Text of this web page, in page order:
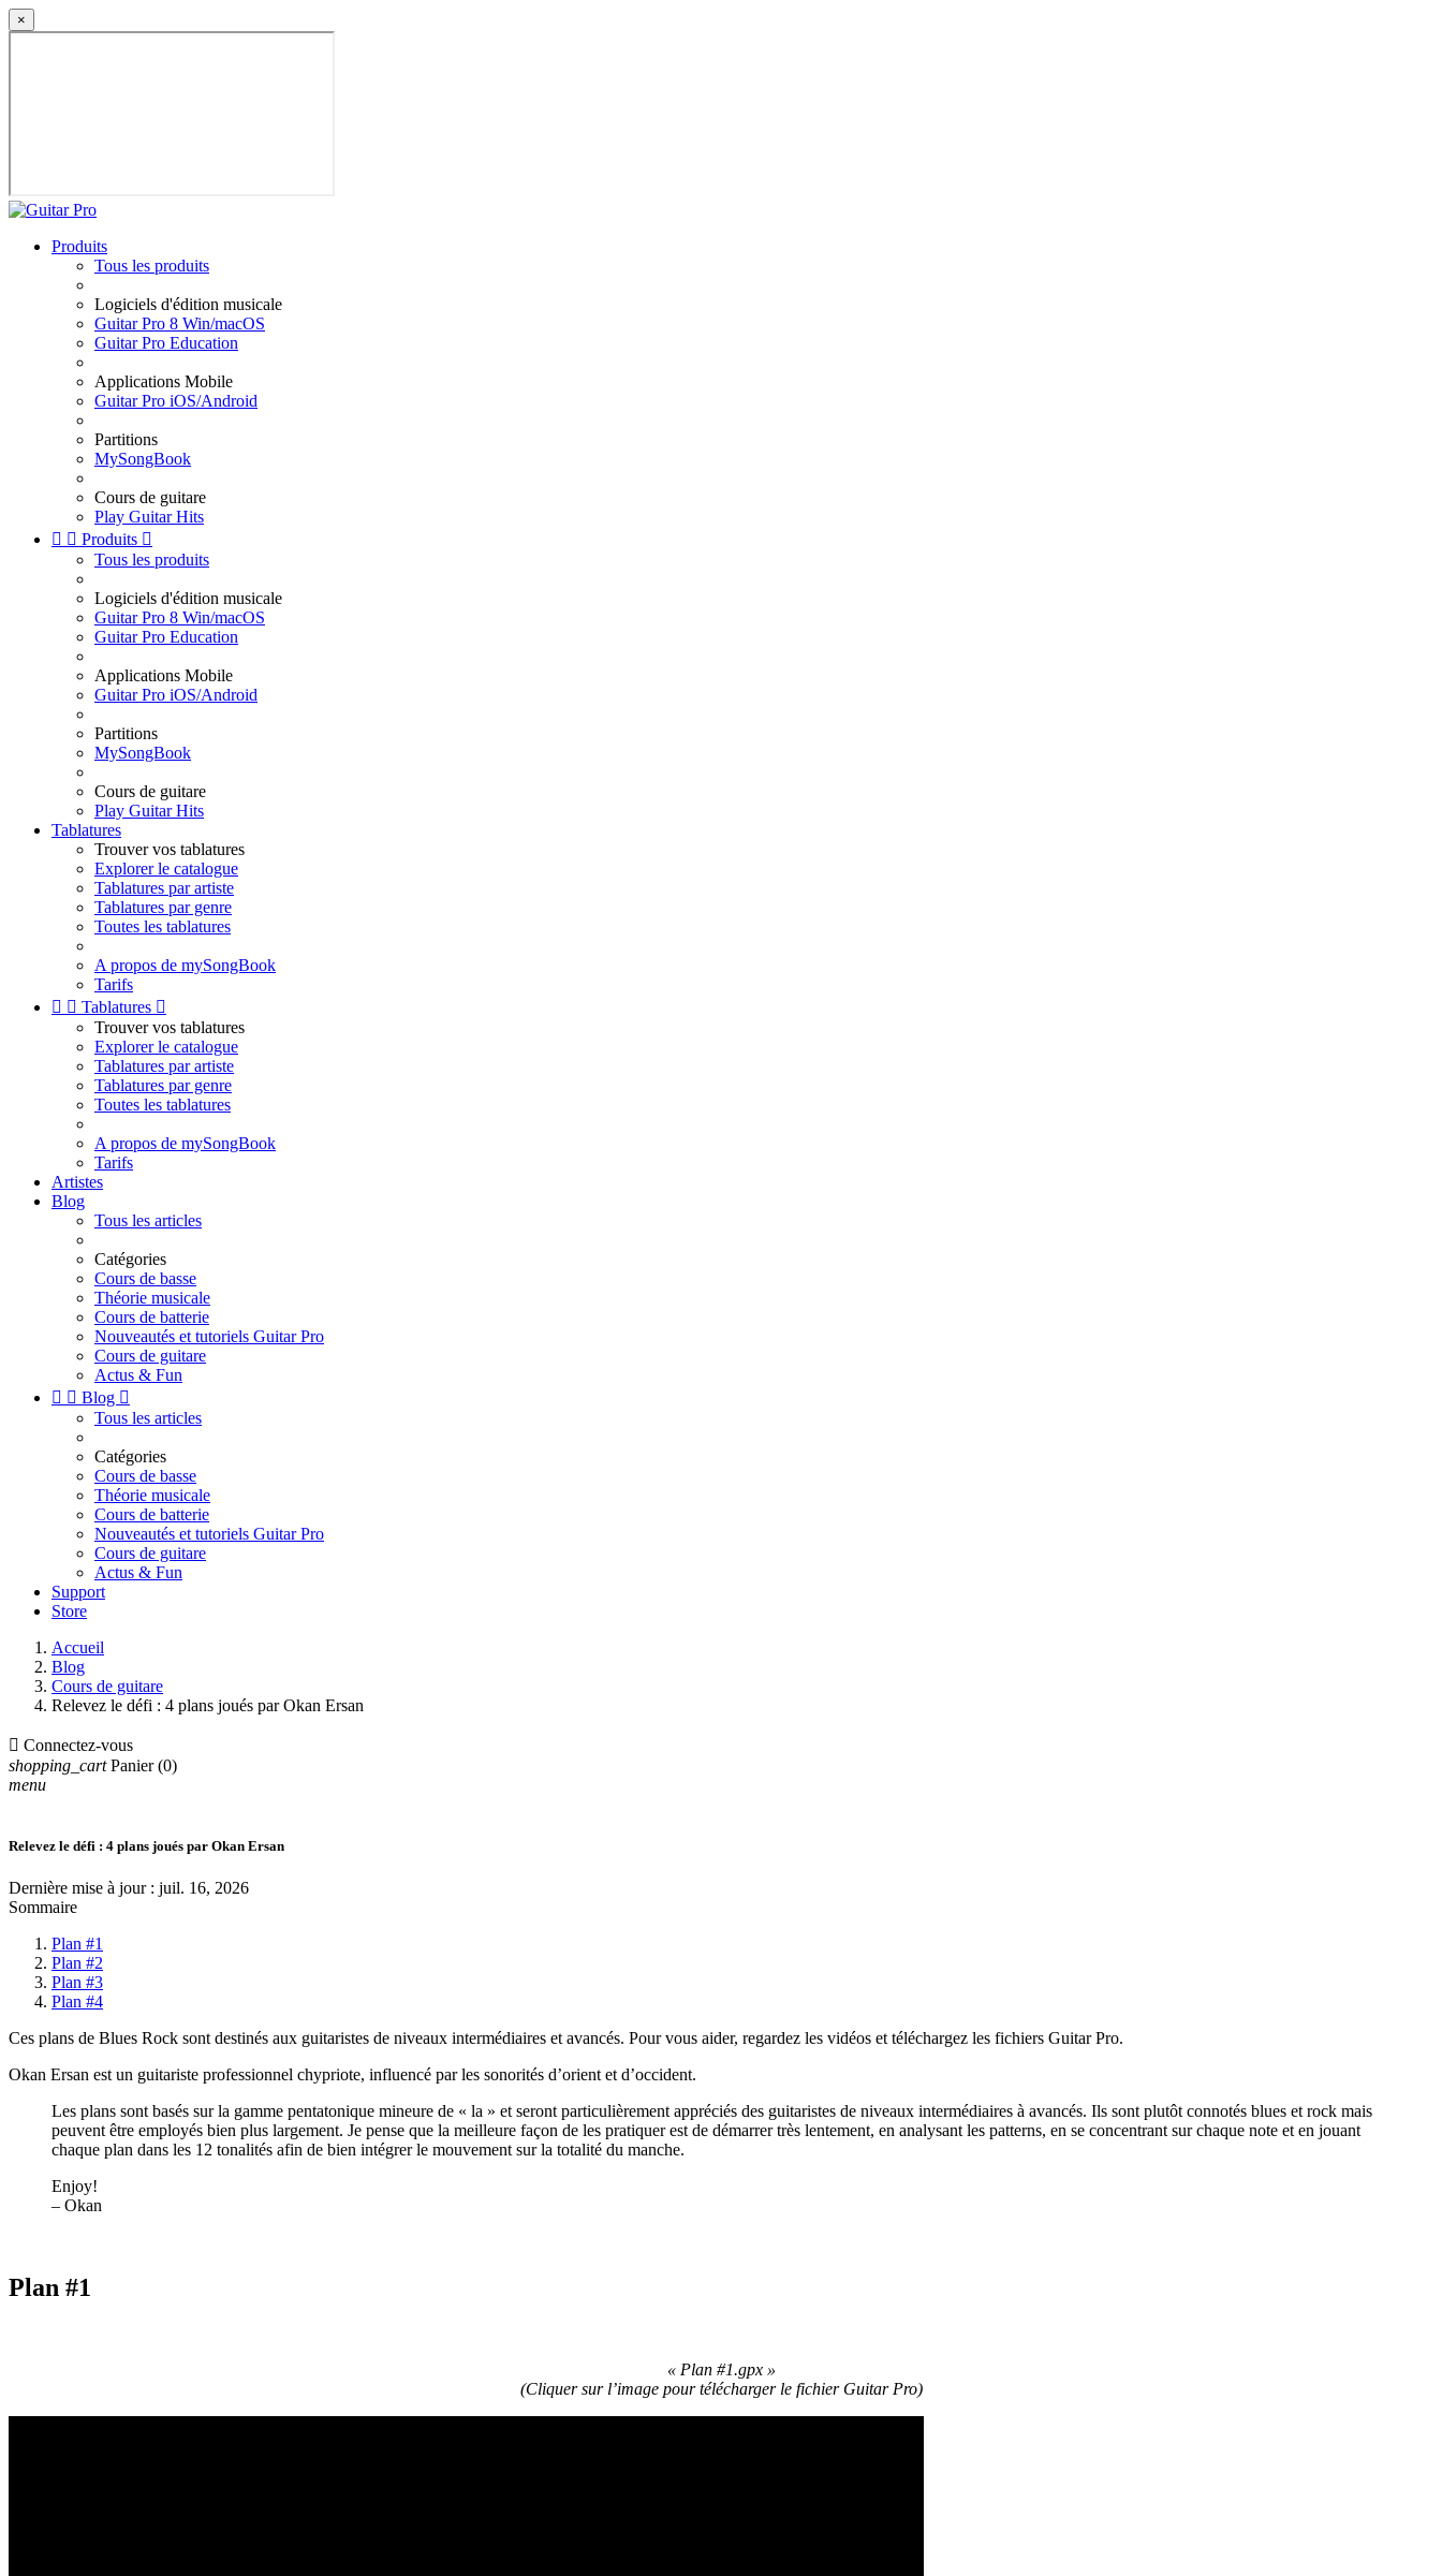
×
Produits
Tous les produits
Logiciels d'édition musicale
Guitar Pro 8 Win/macOS
Guitar Pro Education
Applications Mobile
Guitar Pro iOS/Android
Partitions
MySongBook
Cours de guitare
Play Guitar Hits
  Produits 
Tous les produits
Logiciels d'édition musicale
Guitar Pro 8 Win/macOS
Guitar Pro Education
Applications Mobile
Guitar Pro iOS/Android
Partitions
MySongBook
Cours de guitare
Play Guitar Hits
Tablatures
Trouver vos tablatures
Explorer le catalogue
Tablatures par artiste
Tablatures par genre
Toutes les tablatures
A propos de mySongBook
Tarifs
  Tablatures 
Trouver vos tablatures
Explorer le catalogue
Tablatures par artiste
Tablatures par genre
Toutes les tablatures
A propos de mySongBook
Tarifs
Artistes
Blog
Tous les articles
Catégories
Cours de basse
Théorie musicale
Cours de batterie
Nouveautés et tutoriels Guitar Pro
Cours de guitare
Actus & Fun
  Blog 
Tous les articles
Catégories
Cours de basse
Théorie musicale
Cours de batterie
Nouveautés et tutoriels Guitar Pro
Cours de guitare
Actus & Fun
Support
Store
Accueil
Blog
Cours de guitare
Relevez le défi : 4 plans joués par Okan Ersan
 Connectez-vous
shopping_cart Panier (0)
menu
Relevez le défi : 4 plans joués par Okan Ersan
Dernière mise à jour : juil. 16, 2026
Sommaire
Plan #1
Plan #2
Plan #3
Plan #4
Ces plans de Blues Rock sont destinés aux guitaristes de niveaux intermédiaires et avancés. Pour vous aider, regardez les vidéos et téléchargez les fichiers Guitar Pro.
Okan Ersan est un guitariste professionnel chypriote, influencé par les sonorités d’orient et d’occident.
Les plans sont basés sur la gamme pentatonique mineure de « la » et seront particulièrement appréciés des guitaristes de niveaux intermédiaires à avancés. Ils sont plutôt connotés blues et rock mais
peuvent être employés bien plus largement. Je pense que la meilleure façon de les pratiquer est de démarrer très lentement, en analysant les patterns, en se concentrant sur chaque note et en jouant
chaque plan dans les 12 tonalités afin de bien intégrer le mouvement sur la totalité du manche.
Enjoy!
– Okan
Plan #1
« Plan #1.gpx »
(Cliquer sur l’image pour télécharger le fichier Guitar Pro)